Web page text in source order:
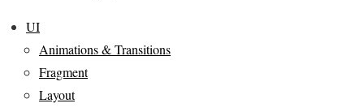
UI
Animations & Transitions
Fragment
Layout